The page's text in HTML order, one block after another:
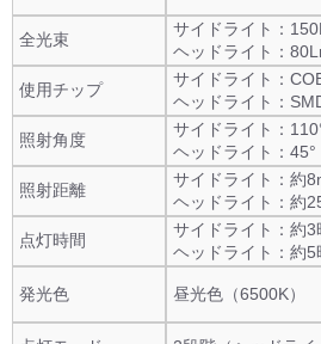
全光束
サイドライト：
ヘッドライト：
使用チップ
サイドライト：
ヘッドライト：
照射角度
サイドライト：
ヘッドライト：45°
照射距離
サイドライト：約
ヘッドライト：約
点灯時間
サイドライト：約3
ヘッドライト：約5
発光色 昼光色（6500K）